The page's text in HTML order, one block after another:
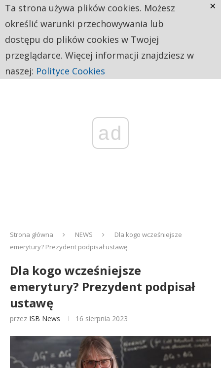
ad
Strona główna NEWS
Dla kogo wcześniejsze
emerytury? Prezydent podpisał ustawę
Dla kogo wcześniejsze
emerytury? Prezydent podpisał
ustawę
przez ISB News 16 sierpnia 2023
Ta strona używa plików cookies. Możesz
określić warunki przechowywania lub
dostępu do plików cookies w Twojej
przeglądarce. Więcej informacji znajdziesz w
naszej: Polityce Cookies
×